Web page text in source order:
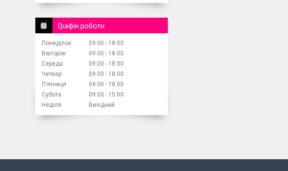
Графік роботи
Понеділок 09:00
18:00
Вівторок
09:00
18:00
Середа
09:00
18:00
Четвер
09:00
18:00
Пʼятниця
09:00
18:00
Субота
09:00
15:00
Неділя
Вихідний